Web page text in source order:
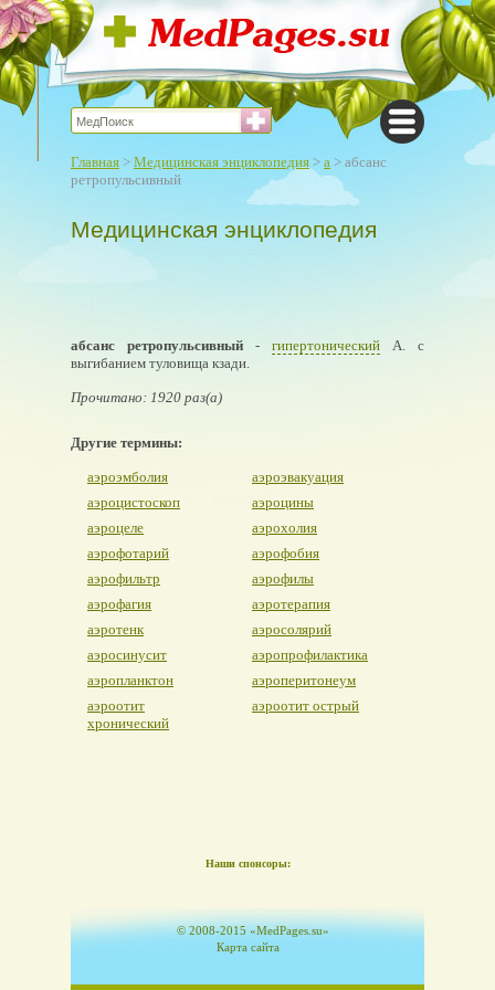
Главная > Медицинская энциклопедия > а > абсанс
ретропульсивный
Медицинская энциклопедия
абсанс ретропульсивный - гипертонический А. с
выгибанием туловища кзади.
Прочитано: 1920 раз(а)
Другие термины:
аэроэмболия
аэроэвакуация
аэроцистоскоп
аэроцины
аэроцеле
аэрохолия
аэрофотарий
аэрофобия
аэрофильтр
аэрофилы
аэрофагия
аэротерапия
аэротенк
аэросолярий
аэросинусит
аэропрофилактика
аэропланктон
аэроперитонеум
аэроотит
хронический
аэроотит острый
Наши спонсоры:
© 2008-2015 «MedPages.su»
Карта сайта